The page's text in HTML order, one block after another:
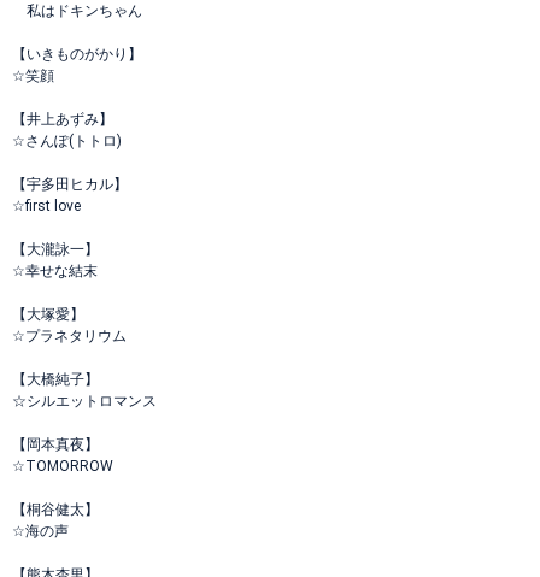
私はドキンちゃん
【いきものがかり】
☆笑顔
【井上あずみ】
☆さんぽ(トトロ)
【宇多田ヒカル】
☆first love
【大瀧詠一】
☆幸せな結末
【大塚愛】
☆プラネタリウム
【大橋純子】
☆シルエットロマンス
【岡本真夜】
☆TOMORROW
【桐谷健太】
☆海の声